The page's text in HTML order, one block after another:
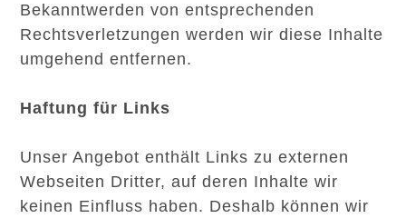
Bekanntwerden von entsprechenden
Rechtsverletzungen werden wir diese Inhalte
umgehend entfernen.
Haftung für Links
Unser Angebot enthält Links zu externen
Webseiten Dritter, auf deren Inhalte wir
keinen Einfluss haben. Deshalb können wir